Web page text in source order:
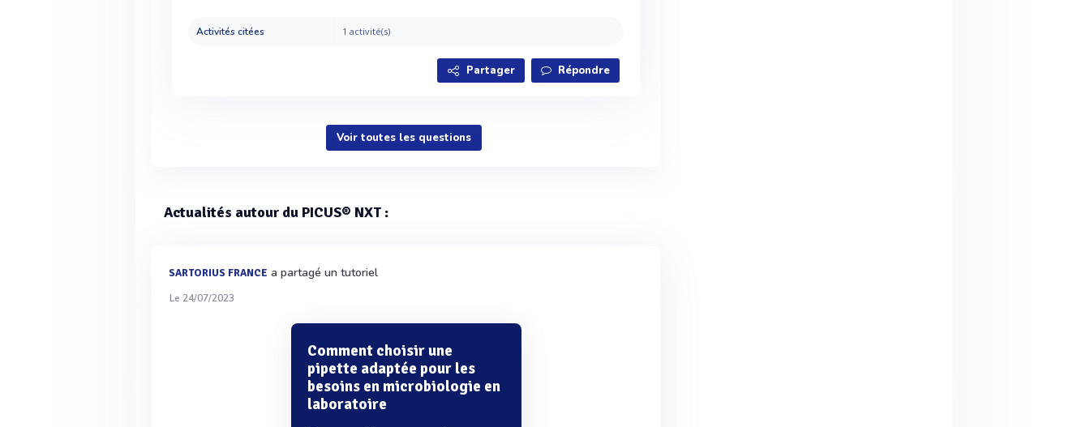
Activités citées 1 activité(s)
Partager Répondre
Voir toutes les questions
Actualités autour du PICUS® NXT :
SARTORIUS FRANCE a partagé un tutoriel
Le 24/07/2023
Comment choisir une
pipette adaptée pour les
besoins en microbiologie en
laboratoire